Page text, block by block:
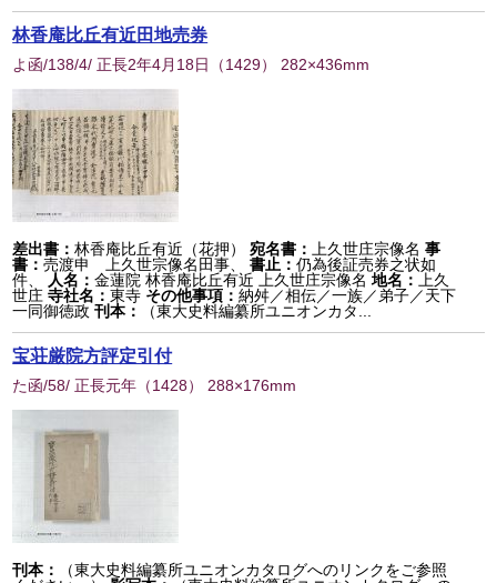
林香庵比丘有近田地売券
よ函/138/4/ 正長2年4月18日 （1429） 282×436mm
差出書：林香庵比丘有近（花押） 宛名書： 上久世庄宗像名 事
書：売渡申 上久世宗像名田事、 書止：仍為後証売券之状如
件、
人名：金蓮院 林香庵比丘有近 上久世庄宗像名 地名：
上久
世庄 寺社名：東寺 その他事項：納舛／相伝／一族／弟子／天下
一同御徳政 刊本： （東大史料編纂所ユニオンカタ...
宝荘厳院方評定引付
た函/58/ 正長元年 （1428） 288×176mm
刊本：
（東大史料編纂所ユニオンカタログへのリンクをご参照